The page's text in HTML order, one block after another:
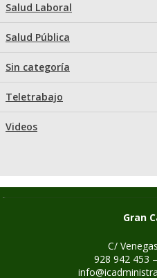
Salud Laboral
Salud Pública
Sin categoría
Teletrabajo
Videos
Gran
C/
928 942 453